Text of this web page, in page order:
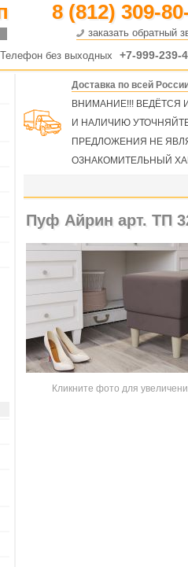
8 (812) 309-
заказать обратный
Телефон без выходных +7-999-239-
Доставка по всей
ВНИМАНИЕ!!!
И НАЛИЧИЮ
ПРЕДЛОЖЕНИЯ НЕ
ОЗНАКОМИТЕЛЬНЫЙ
Пуф Айрин арт. ТП
Кликните фото для